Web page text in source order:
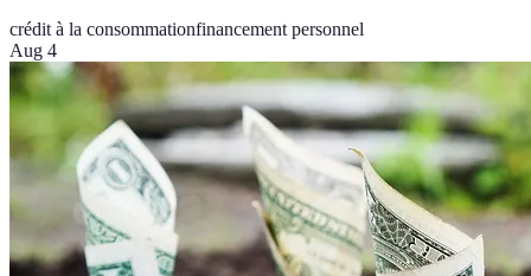
crédit à la consommationfinancement personnel
Aug 4